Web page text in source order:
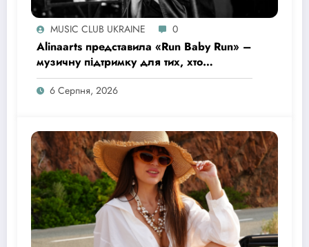
MUSIC CLUB UKRAINE 0
Alinaarts представила «Run Baby Run» –
музичну підтримку для тих, хто
продовжує жити попри війну
6 Серпня, 2026